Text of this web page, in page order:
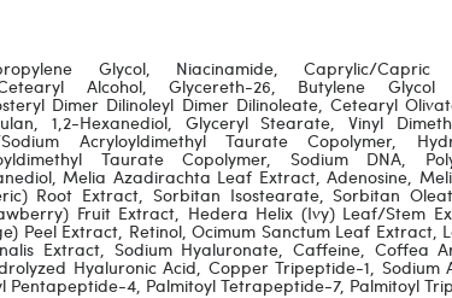
Glycol, Niacinamide, Caprylic/Capric
Alcohol, Glycereth-26, Butylene
Dimer Dilinoleyl Dimer Dilinoleate, Cetearyl
1,2-Hexanediol, Glyceryl Stearate, Vinyl
Acryloyldimethyl Taurate Copolymer,
Taurate Copolymer, Sodium DNA,
Melia Azadirachta Leaf Extract, Adenosine,
Root Extract, Sorbitan Isostearate, Sorbitan
Fruit Extract, Hedera Helix (Ivy) Leaf/Stem
Peel Extract, Retinol, Ocimum Sanctum Leaf
Extract, Sodium Hyaluronate, Caffeine, Coffea
Hyaluronic Acid, Copper Tripeptide-1,
Pentapeptide-4, Palmitoyl Tetrapeptide-7, Palmitoyl